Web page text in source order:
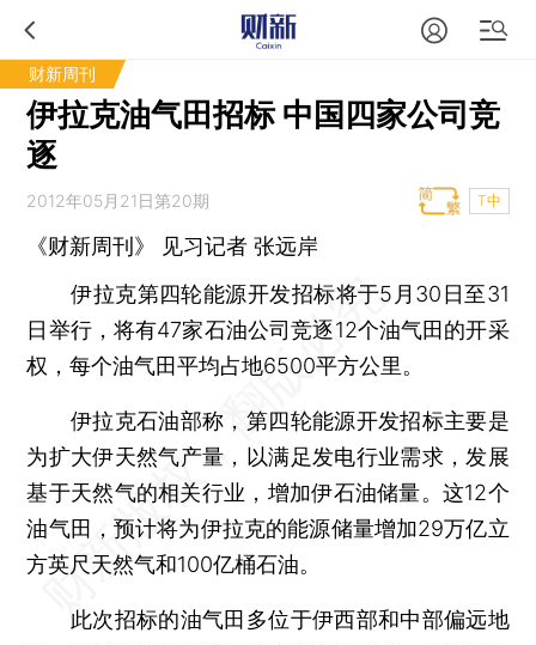
财新周刊
伊拉克油气田招标 中国四家公司竞
逐
2012年05月21日第20期 T中
《财新周刊》 见习记者张远岸
伊拉克第四轮能源开发招标将于5月30日至31
日举行，将有47家石油公司竞逐12个油气田的开采
权，每个油气田平均占地6500平方公里。
伊拉克石油部称，第四轮能源开发招标主要是
为扩大伊天然气产量，以满足发电行业需求，发展
基于天然气的相关行业，增加伊石油储量。这12个
油气田，预计将为伊拉克的能源储量增加29万亿立
方英尺天然气和100亿桶石油。
此次招标的油气田多位于伊西部和中部偏远地